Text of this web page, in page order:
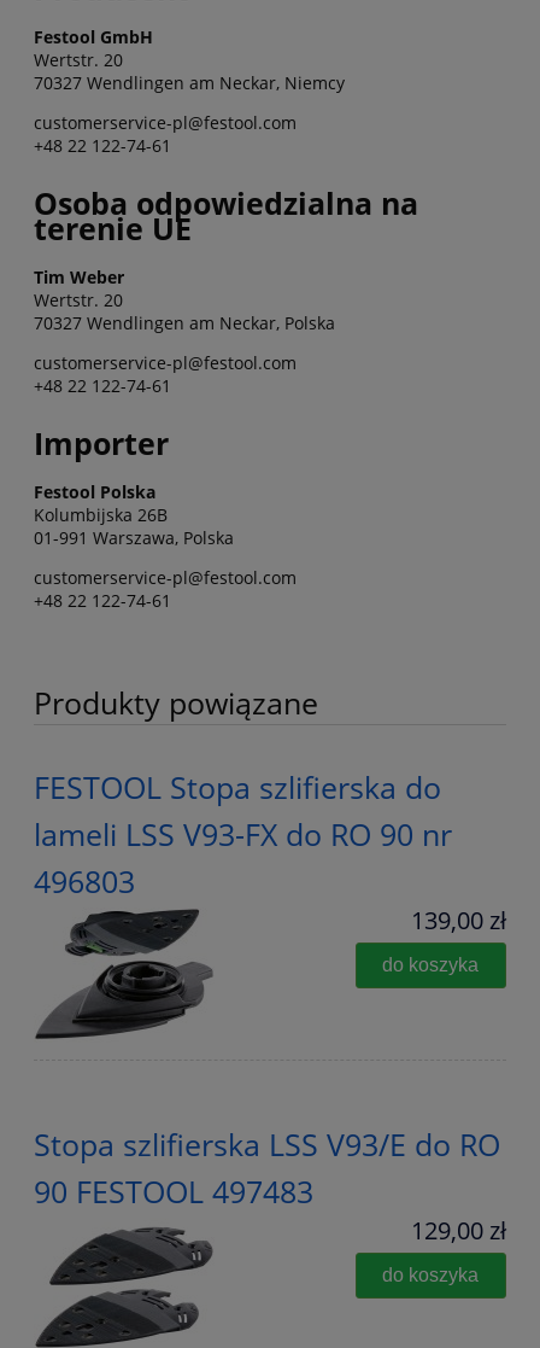
Festool GmbH
Wertstr. 20
70327 Wendlingen am Neckar, Niemcy
customerservice-pl@festool.com
+48 22 122-74-61
Osoba odpowiedzialna na
terenie UE
Tim Weber
Wertstr. 20
70327 Wendlingen am Neckar, Polska
customerservice-pl@festool.com
+48 22 122-74-61
Importer
Festool Polska
Kolumbijska 26B
01-991 Warszawa, Polska
customerservice-pl@festool.com
+48 22 122-74-61
Produkty powiązane
FESTOOL Stopa szlifierska do
lameli LSS V93-FX do RO 90 nr
496803
139,00 zł
do koszyka
Stopa szlifierska LSS V93/E do RO
90 FESTOOL 497483
129,00 zł
do koszyka